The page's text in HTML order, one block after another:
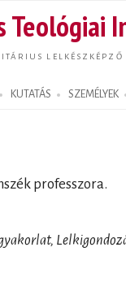
Teológiai
LELKÉSZKÉPZŐ
KUTATÁS SZEMÉLYEK
professzora.